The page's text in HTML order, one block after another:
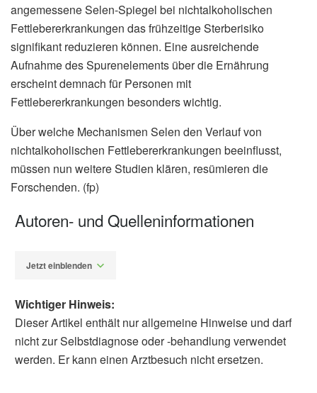
angemessene Selen-Spiegel bei nichtalkoholischen
Fettlebererkrankungen das frühzeitige Sterberisiko
signifikant reduzieren können. Eine ausreichende
Aufnahme des Spurenelements über die Ernährung
erscheint demnach für Personen mit
Fettlebererkrankungen besonders wichtig.
Über welche Mechanismen Selen den Verlauf von
nichtalkoholischen Fettlebererkrankungen beeinflusst,
müssen nun weitere Studien klären, resümieren die
Forschenden. (fp)
Autoren- und Quelleninformationen
Jetzt einblenden
Wichtiger Hinweis:
Dieser Artikel enthält nur allgemeine Hinweise und darf
nicht zur Selbstdiagnose oder -behandlung verwendet
werden. Er kann einen Arztbesuch nicht ersetzen.